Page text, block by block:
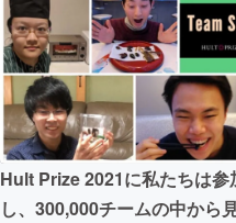
アート・写真
テクノロジー・ガ
映像・映画
ビジネス・起業
Hult Prize 2021に私たちは参
し、300,000チームの中から